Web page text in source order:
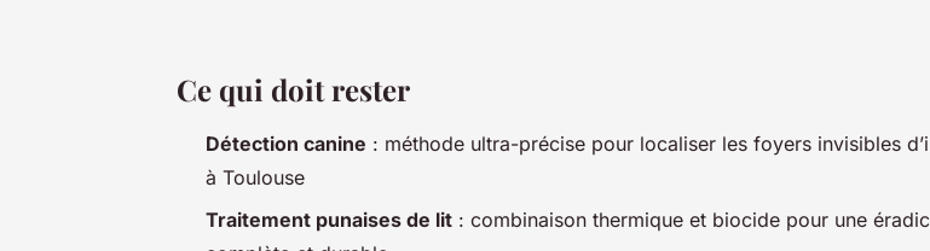
Ce qui doit rester
Détection canine : méthode ultra-précise pour localiser les foyers invisibles
à Toulouse
Traitement punaises de lit : combinaison thermique et biocide pour une